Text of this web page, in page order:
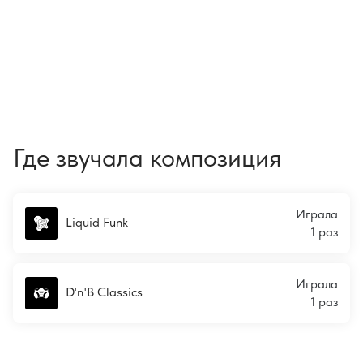
Где звучала композиция
Liquid Funk
Играла
1 раз
D'n'B Classics
Играла
1 раз